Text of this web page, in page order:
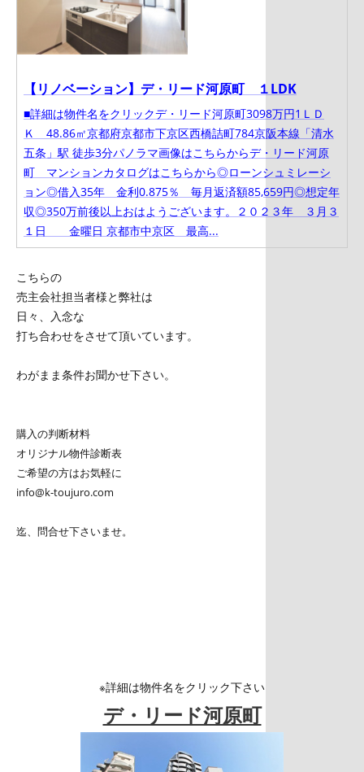
【リノベーション】デ・リード河原町 １LDK
■詳細は物件名をクリックデ・リード河原町3098万円1ＬＤ
Ｋ 48.86㎡京都府京都市下京区西橋詰町784京阪本線「清水
五条」駅 徒歩3分パノラマ画像はこちらからデ・リード河原
町 マンションカタログはこちらから◎ローンシュミレーシ
ョン◎借入35年 金利0.875％ 毎月返済額85,659円◎想定年
収◎350万前後以上おはようございます。２０２３年 ３月３
１日 金曜日 京都市中京区 最高...
こちらの
売主会社担当者様と弊社は
日々、入念な
打ち合わせをさせて頂いています。
わがまま条件お聞かせ下さい。
購入の判断材料
オリジナル物件診断表
ご希望の方はお気軽に
info@k-toujuro.com
迄、問合せ下さいませ。
※詳細は物件名をクリック下さい
デ・リード河原町